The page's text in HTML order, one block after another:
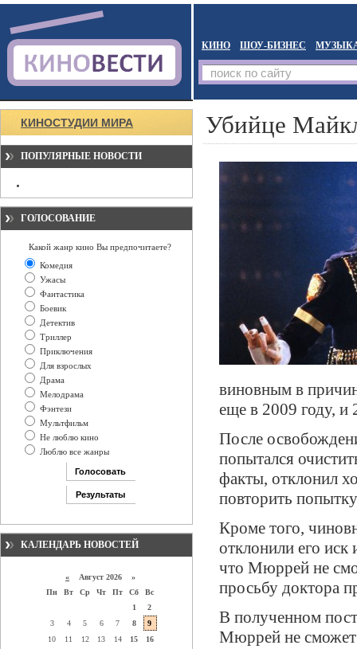
КИНО ШОУ-БИЗНЕС
КИНОСТУДИИ МИРА
ПОПУЛЯРНЫЕ НОВОСТИ
ГОЛОСОВАНИЕ
Какой жанр кино Вы предпочитаете?
Комедия
Ужасы
Фантастика
Боевик
Детектив
Триллер
Приключения
Для взрослых
Драма
Мелодрама
Фэнтези
Мультфильм
Не люблю кино
Люблю все жанры
КАЛЕНДАРЬ НОВОСТЕЙ
« Август 2026 »
Пн
Вт Ср Чт Пт Сб
Вс
1
2
3
4 5 6 7 8
9
10
11 12 13 14 15
16
Убийце
виновным в
еще в 2009 году, и
После
попытался
факты, отклонил
повторить
Кроме того,
отклонили его
что Мюррей не
просьбу доктора
В полученном
Мюррей не сможет